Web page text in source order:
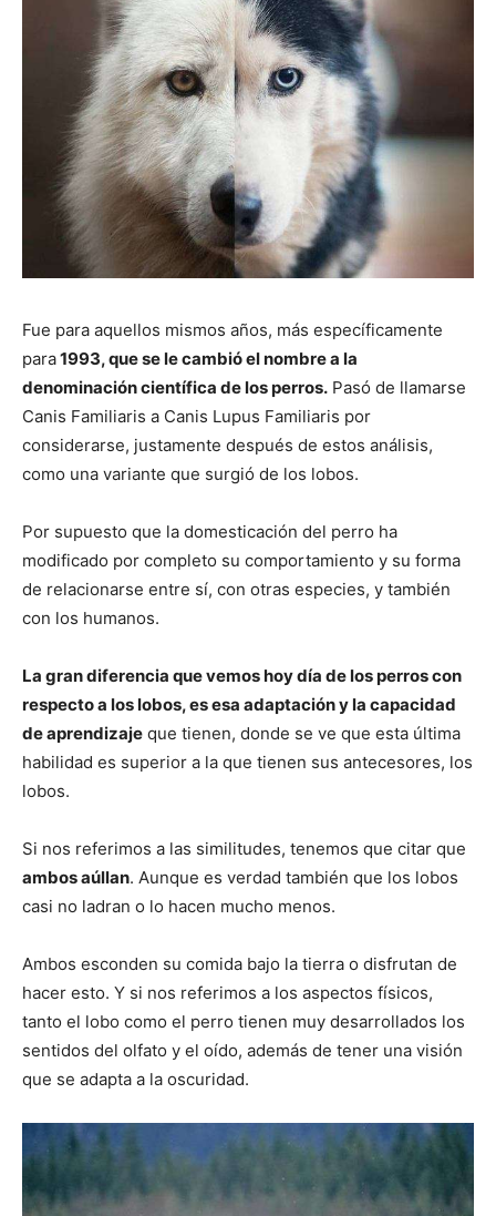
Fue para aquellos mismos años, más específicamente
para1993, que se le cambió el nombre a la
denominación científica de los perros. Pasó de llamarse
Canis Familiaris a Canis Lupus Familiaris por
considerarse, justamente después de estos análisis,
como una variante que surgió de los lobos.
Por supuesto que la domesticación del perro ha
modificado por completo su comportamiento y su forma
de relacionarse entre sí, con otras especies, y también
con los humanos.
La gran diferencia que vemos hoy día de los perros con
respecto a los lobos, es esa adaptación y la capacidad
de aprendizaje que tienen, donde se ve que esta última
habilidad es superior a la que tienen sus antecesores, los
lobos.
Si nos referimos a las similitudes, tenemos que citar que
ambos aúllan. Aunque es verdad también que los lobos
casi no ladran o lo hacen mucho menos.
Ambos esconden su comida bajo la tierra o disfrutan de
hacer esto. Y si nos referimos a los aspectos físicos,
tanto el lobo como el perro tienen muy desarrollados los
sentidos del olfato y el oído, además de tener una visión
que se adapta a la oscuridad.